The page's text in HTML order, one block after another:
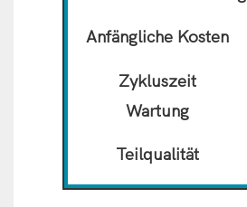
Anfängliche Kosten
Zykluszeit
Wartung
Teilqualität